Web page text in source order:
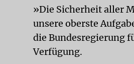
»Die Sicherheit aller
unsere oberste
die Bundesregierung
Verfügung.